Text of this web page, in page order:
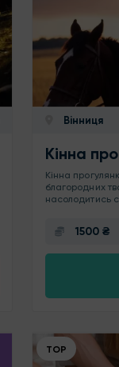
Вінниця
Кінна
Кінна
благородних
насолодитись
1500 ₴
ТОР